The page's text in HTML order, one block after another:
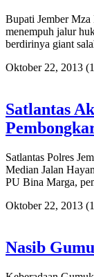
Bupati Jember Mza
menempuh jalur
berdirinya giant
Oktober 22, 2013
Satlantas
Satlantas Polres
Median Jalan
PU Bina Marga,
Oktober 22, 2013
Nasib